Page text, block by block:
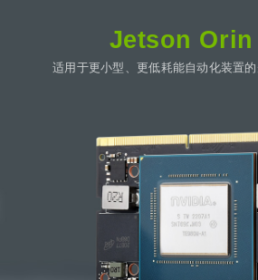
Jetson Orin
适用于更小型、更低耗能自动化装置